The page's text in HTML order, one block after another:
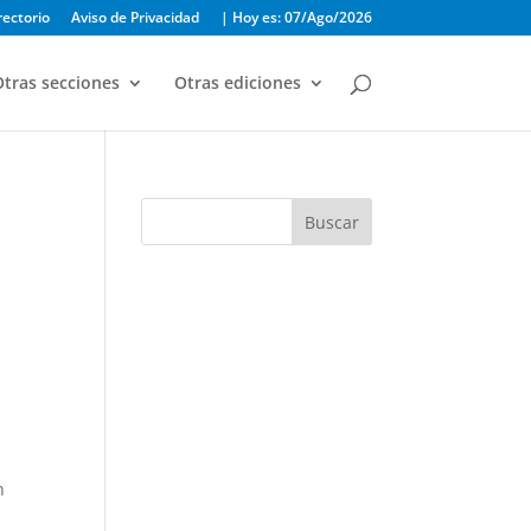
Aviso de Privacidad | Hoy es: 07/Ago/2026
secciones Otras ediciones
Buscar